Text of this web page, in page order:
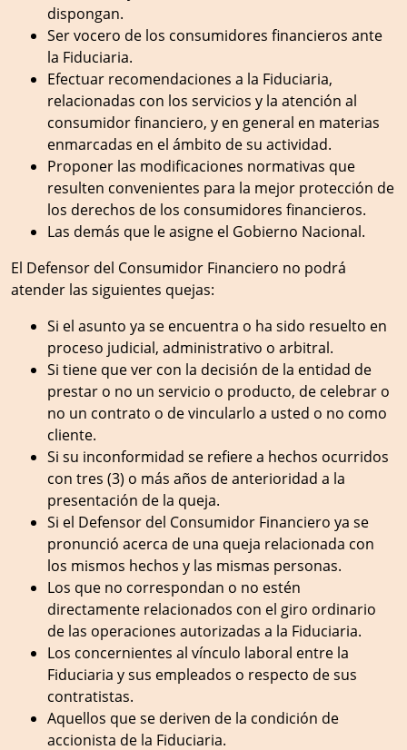
dispongan.
Ser vocero de los consumidores financieros ante
la Fiduciaria.
Efectuar recomendaciones a la Fiduciaria,
relacionadas con los servicios y la atención al
consumidor financiero, y en general en materias
enmarcadas en el ámbito de su actividad.
Proponer las modificaciones normativas que
resulten convenientes para la mejor protección de
los derechos de los consumidores financieros.
Las demás que le asigne el Gobierno Nacional.
El Defensor del Consumidor Financiero no podrá
atender las siguientes quejas:
Si el asunto ya se encuentra o ha sido resuelto en
proceso judicial, administrativo o arbitral.
Si tiene que ver con la decisión de la entidad de
prestar o no un servicio o producto, de celebrar o
no un contrato o de vincularlo a usted o no como
cliente.
Si su inconformidad se refiere a hechos ocurridos
con tres (3) o más años de anterioridad a la
presentación de la queja.
Si el Defensor del Consumidor Financiero ya se
pronunció acerca de una queja relacionada con
los mismos hechos y las mismas personas.
Los que no correspondan o no estén
directamente relacionados con el giro ordinario
de las operaciones autorizadas a la Fiduciaria.
Los concernientes al vínculo laboral entre la
Fiduciaria y sus empleados o respecto de sus
contratistas.
Aquellos que se deriven de la condición de
accionista de la Fiduciaria.